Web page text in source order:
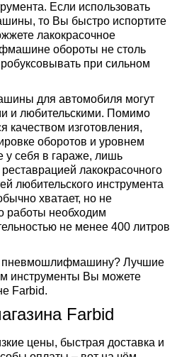
Если использовать
то Вы быстро испортите
лакокрасочное
обороты не столь
при сильном
для автомобиля могут
и любительскими. Помимо
качеством изготовления,
оборотов и уровнем
себя в гараже, лишь
лакокрасочного
любительского инструмента
хватает, но не
работы необходим
не менее 400 литров
пневмошлифмашину? Лучшие
инструменты Вы можете
Farbid.
Farbid
цены, быстрая доставка и